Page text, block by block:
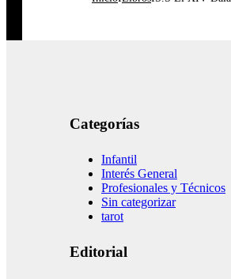
Categorías
Infantil
Interés General
Profesionales y Técnicos
Sin categorizar
tarot
Editorial